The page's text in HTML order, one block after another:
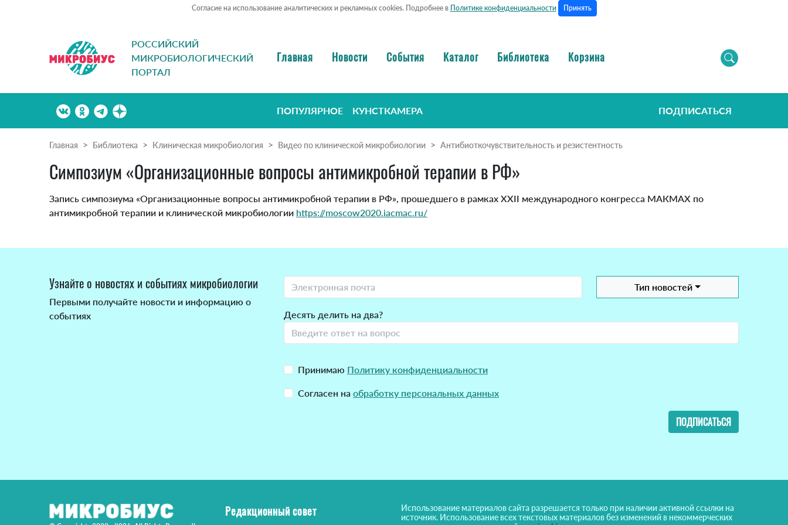
Согласие на использование аналитических и рекламных cookies. Подробнее в Политике конфиденциальности Принять
РОССИЙСКИЙ
МИКРОБИОЛОГИЧЕСКИЙ
ПОРТАЛ
Главная Новости События Каталог Библиотека Корзина
ПОПУЛЯРНОЕ КУНСТКАМЕРА ПОДПИСАТЬСЯ
Главная Библиотека Клиническая микробиология Видео по клинической микробиологии Антибиоткочувствительность и резистентность
Симпозиум «Организационные вопросы антимикробной терапии в РФ»
Запись симпозиума «Организационные вопросы антимикробной терапии в РФ», прошедшего в рамках XXII международного конгресса МАКМАХ по
антимикробной терапии и клинической микробиологии https://moscow2020.iacmac.ru/
Узнайте о новостях и событиях микробиологии
Первыми получайте новости и информацию о
событиях
Тип новостей
Десять делить на два?
Принимаю Политику конфиденциальности
Согласен на обработку персональных данных
ПОДПИСАТЬСЯ
Редакционный совет
Использование материалов сайта разрешается только при наличии активной ссылки на
источник. Использование всех текстовых материалов без изменений в некоммерческих